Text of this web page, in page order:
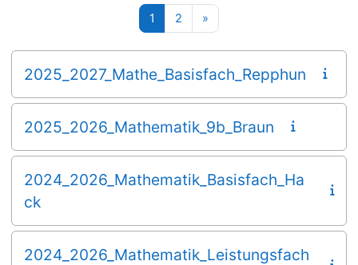
1 Сторінка 1
2 Сторінка 2
»
2025_2027_Mathe_Basisfach_Repphun
2025_2026_Mathematik_9b_Braun
2024_2026_Mathematik_Basisfach_Ha
ck
2024_2026_Mathematik_Leistungsfach